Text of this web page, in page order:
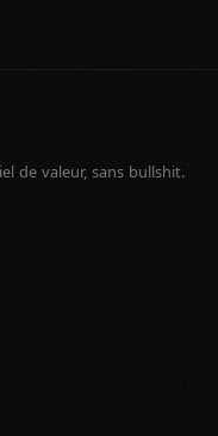
de valeur, sans bullshit.